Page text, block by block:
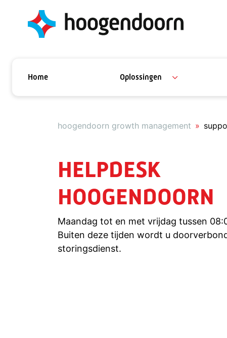
Home Oplossingen
hoogendoorn growth management
HELPDESK
HOOGENDOORN
Maandag tot en met vrijdag tussen
Buiten deze tijden wordt u
storingsdienst.